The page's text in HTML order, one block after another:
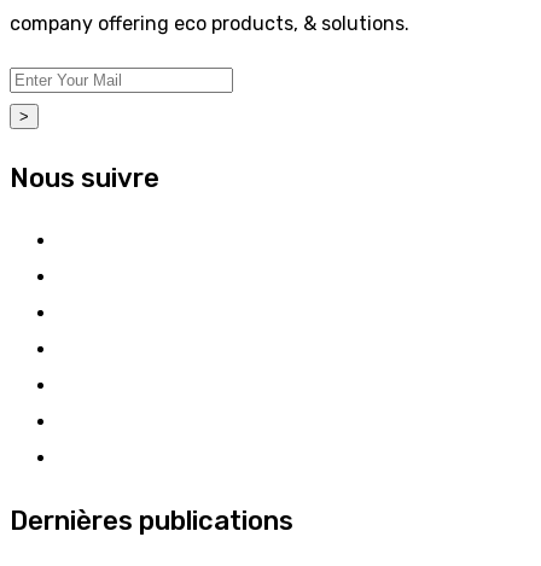
company offering eco products, & solutions.
>
Nous suivre
Dernières publications